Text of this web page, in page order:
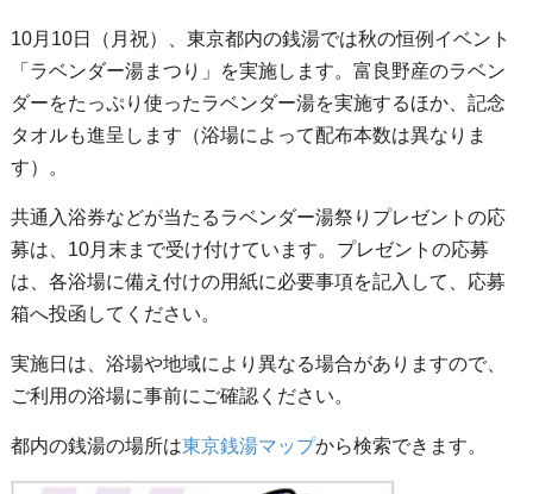
10月10日（月祝）、東京都内の銭湯では秋の恒例イベント
「ラベンダー湯まつり」を実施します。富良野産のラベン
ダーをたっぷり使ったラベンダー湯を実施するほか、記念
タオルも進呈します（浴場によって配布本数は異なりま
す）。
共通入浴券などが当たるラベンダー湯祭りプレゼントの応
募は、10月末まで受け付けています。プレゼントの応募
は、各浴場に備え付けの用紙に必要事項を記入して、応募
箱へ投函してください。
実施日は、浴場や地域により異なる場合がありますので、
ご利用の浴場に事前にご確認ください。
都内の銭湯の場所は東京銭湯マップから検索できます。